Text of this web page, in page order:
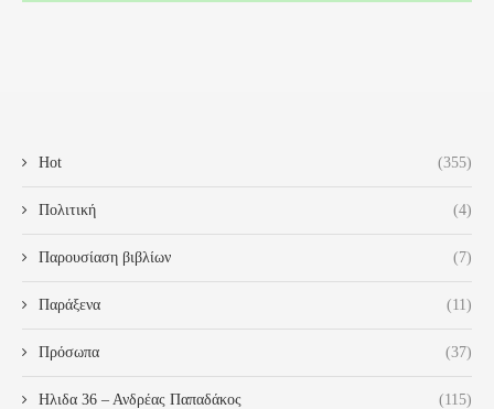
Hot (355)
Πολιτική (4)
Παρουσίαση βιβλίων (7)
Παράξενα (11)
Πρόσωπα (37)
Ηλιδα 36 – Ανδρέας Παπαδάκος (115)